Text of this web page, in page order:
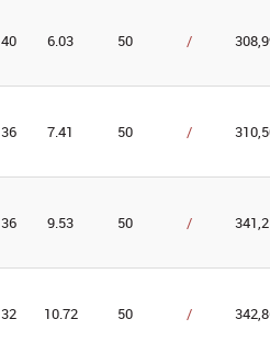
40 6.03 50 /
36 7.41 50 /
36 9.53 50 /
32 10.72 50 /